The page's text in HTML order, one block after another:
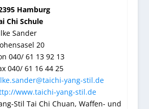
Hamburg
Chi Schule
Sander
20
040/ 61 13 92 13
040/ 61 16 44 25
yang-stil.de
www.taichi-yang-stil.de
Stil Tai Chi Chuan, Waffen- und